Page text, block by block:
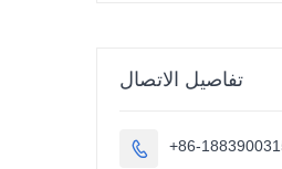
تفاصيل الاتصال
 +86-